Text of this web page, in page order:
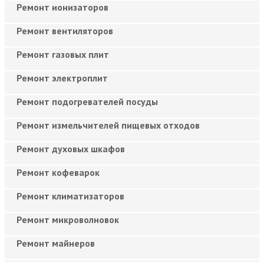
Ремонт ионизаторов
Ремонт вентиляторов
Ремонт газовых плит
Ремонт электроплит
Ремонт подогревателей посуды
Ремонт измельчителей пищевых отходов
Ремонт духовых шкафов
Ремонт кофеварок
Ремонт климатизаторов
Ремонт микроволновок
Ремонт майнеров